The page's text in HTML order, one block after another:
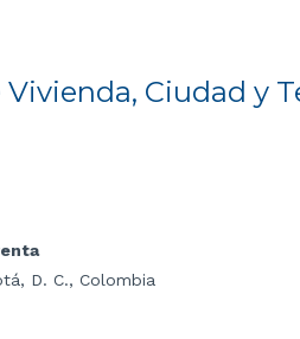
Ciudad y
D. C., Colombia